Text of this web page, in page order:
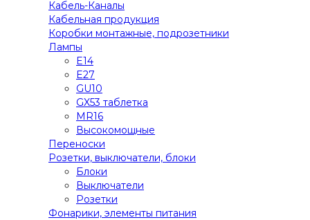
Кабель-Каналы
Кабельная продукция
Коробки монтажные, подрозетники
Лампы
E14
E27
GU10
GX53 таблетка
MR16
Высокомощные
Переноски
Розетки, выключатели, блоки
Блоки
Выключатели
Розетки
Фонарики, элементы питания